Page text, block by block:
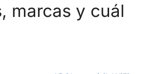
marcas y cuál